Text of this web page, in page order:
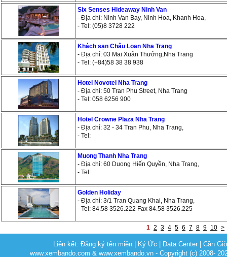
Six Senses Hideaway Ninh Van
- Địa chỉ: Ninh Van Bay, Ninh Hoa, Khanh Hoa,
- Tel: (05)8 3728 222
Khách sạn Châu Loan Nha Trang
- Địa chỉ: 03 Mai Xuân Thưởng,Nha Trang
- Tel: (+84)58 38 38 938
Hotel Novotel Nha Trang
- Địa chỉ: 50 Tran Phu Street, Nha Trang
- Tel: 058 6256 900
Hotel Crowne Plaza Nha Trang
- Địa chỉ: 32 - 34 Tran Phu, Nha Trang,
- Tel:
Muong Thanh Nha Trang
- Địa chỉ: 60 Duong Hiến Quyền, Nha Trang,
- Tel:
Golden Holiday
- Địa chỉ: 3/1 Tran Quang Khai, Nha Trang,
- Tel: 84.58 3526.222 Fax 84.58 3526.225
1 2 3 4 5 6 7 8 9 10 >
Liên kết:Đăng ký tên miền Ký Ức Data Center |Cần
www.xembando.com & www.xembando.vn - Copyright (c) 2008-